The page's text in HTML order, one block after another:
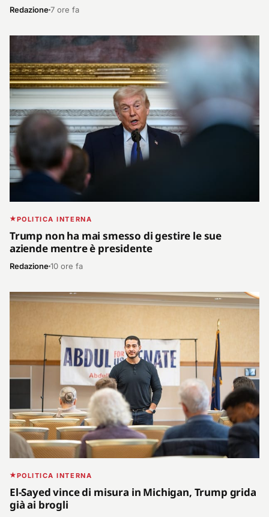
Redazione7 ore fa
POLITICA INTERNA
Trump non ha mai smesso di gestire le sue
aziende mentre è presidente
Redazione10 ore fa
POLITICA INTERNA
El-Sayed vince di misura in Michigan, Trump grida
già ai brogli